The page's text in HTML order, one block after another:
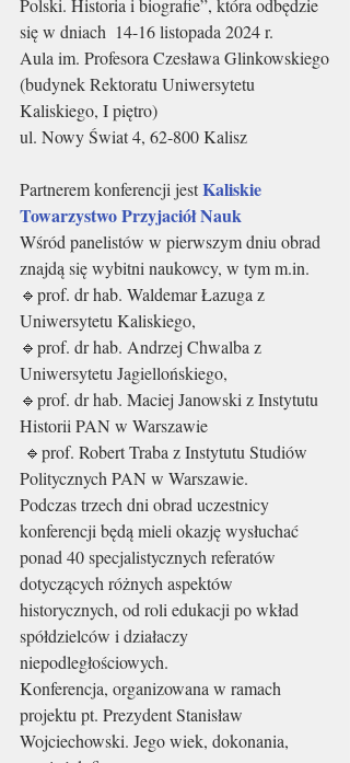
Polski. Historia i biografie”, która odbędzie
się w dniach  14-16 listopada 2024 r.
Aula im. Profesora Czesława Glinkowskiego
(budynek Rektoratu Uniwersytetu
Kaliskiego, I piętro)
ul. Nowy Świat 4, 62-800 Kalisz
Partnerem konferencji jest Kaliskie
Towarzystwo Przyjaciół Nauk
Wśród panelistów w pierwszym dniu obrad
znajdą się wybitni naukowcy, w tym m.in.
🔹prof. dr hab. Waldemar Łazuga z
Uniwersytetu Kaliskiego,
🔹prof. dr hab. Andrzej Chwalba z
Uniwersytetu Jagiellońskiego,
🔹prof. dr hab. Maciej Janowski z Instytutu
Historii PAN w Warszawie
Politycznych PAN w Warszawie.
Podczas trzech dni obrad uczestnicy
konferencji będą mieli okazję wysłuchać
ponad 40 specjalistycznych referatów
dotyczących różnych aspektów
historycznych, od roli edukacji po wkład
spółdzielców i działaczy
niepodległościowych.
Konferencja, organizowana w ramach
projektu pt. Prezydent Stanisław
Wojciechowski. Jego wiek, dokonania,